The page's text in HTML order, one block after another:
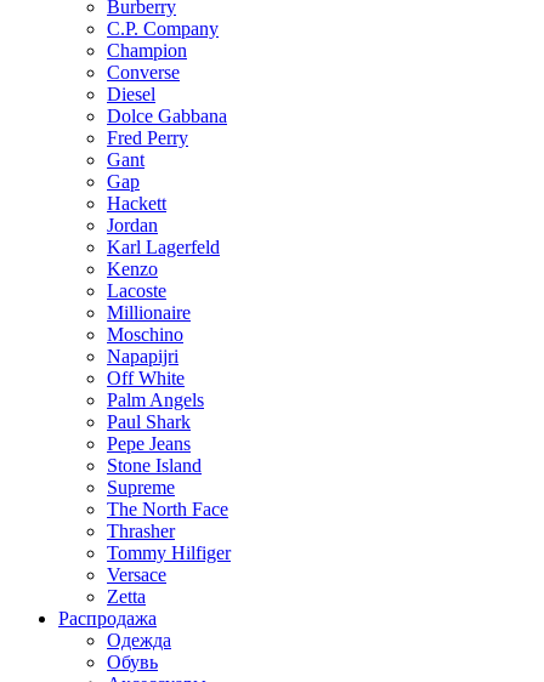
Burberry
C.P. Company
Champion
Converse
Diesel
Dolce Gabbana
Fred Perry
Gant
Gap
Hackett
Jordan
Karl Lagerfeld
Kenzo
Lacoste
Millionaire
Moschino
Napapijri
Off White
Palm Angels
Paul Shark
Pepe Jeans
Stone Island
Supreme
The North Face
Thrasher
Tommy Hilfiger
Versace
Zetta
Распродажа
Одежда
Обувь